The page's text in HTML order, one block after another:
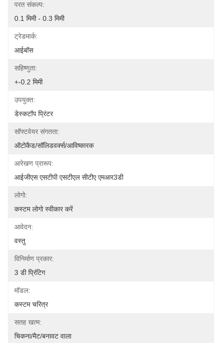
परत संकल्प:
0.1 मिमी - 0.3 मिमी
ट्रेडमार्क:
आईबॉस
सहिष्णुता:
+-0.2 मिमी
उपयुक्त:
डेस्कटॉप प्रिंटर
सॉफ्टवेयर संगतता:
ऑटोकैड/सॉलिडवर्क्स/आविष्कारक
आरेखण प्रारूप:
आईजीएस एसटीपी एसटीएल सीटीए एमआर3डी
लोगो:
कस्टम लोगो स्वीकार करें
आवेदन:
वस्तु
विनिर्माण प्रकार:
3 डी प्रिंटिग
मॉडल:
कस्टम चरित्र
सतह खत्म:
चिकना/मैट/बनावट वाला